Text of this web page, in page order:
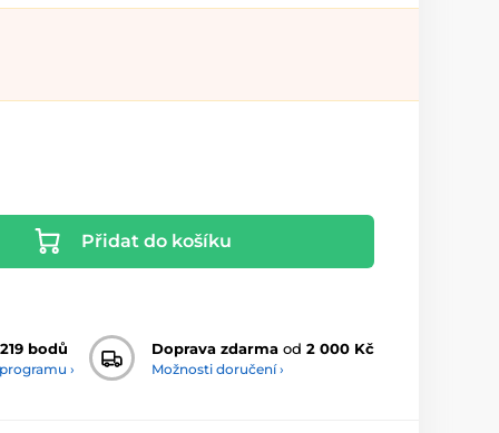
Přidat do košíku
bodů
›
Doprava zdarma od 2 000 Kč
Možnosti doručení ›